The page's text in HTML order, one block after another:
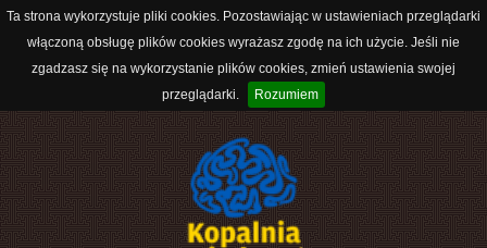
Ta strona wykorzystuje pliki cookies. Pozostawiając w ustawieniach przeglądarki
włączoną obsługę plików cookies wyrażasz zgodę na ich użycie. Jeśli nie
zgadzasz się na wykorzystanie plików cookies, zmień ustawienia swojej
przeglądarki.
Rozumiem